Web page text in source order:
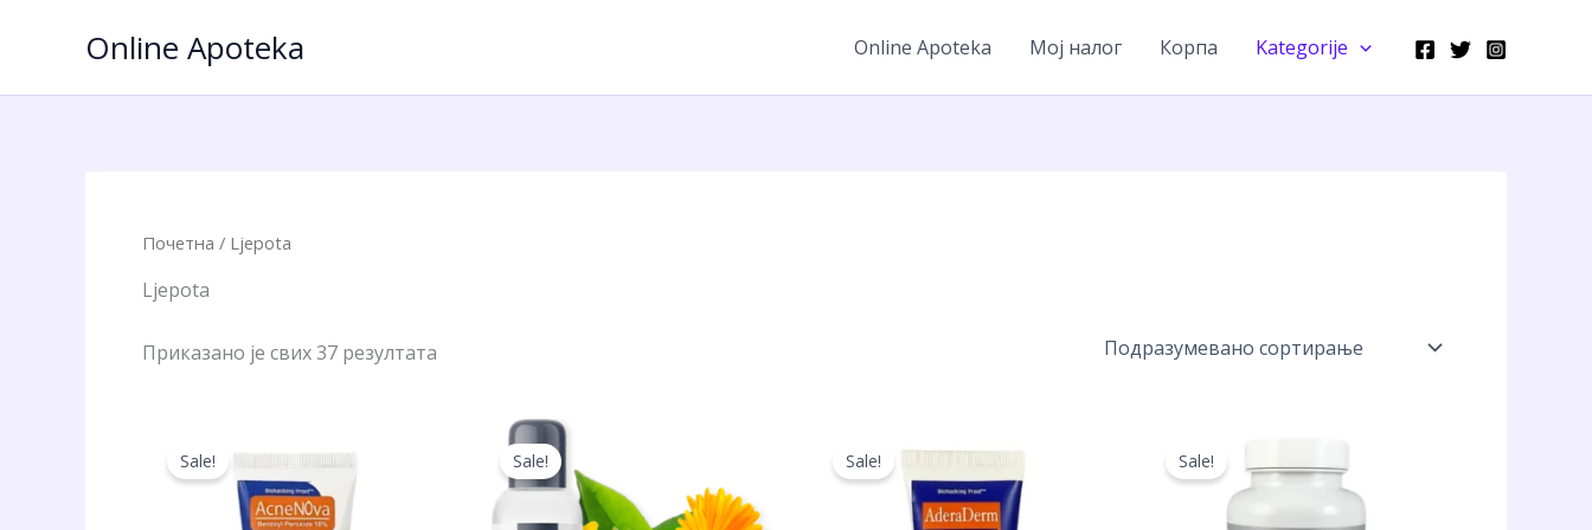
Online Apoteka Online Apoteka Moj налог Корпа Kategorije
Почетна / Ljepota
Ljepota
Приказано је свих 37 резултата
Sale! Sale! Sale! Sale!